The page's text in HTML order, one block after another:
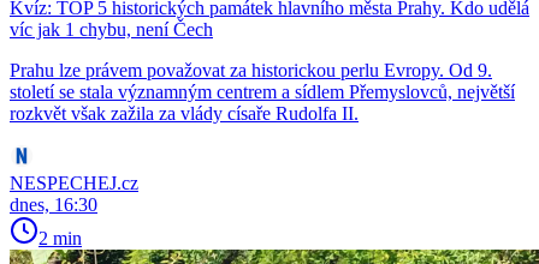
Kvíz: TOP 5 historických památek hlavního města Prahy. Kdo udělá
víc jak 1 chybu, není Čech
Prahu lze právem považovat za historickou perlu Evropy. Od 9.
století se stala významným centrem a sídlem Přemyslovců, největší
rozkvět však zažila za vlády císaře Rudolfa II.
NESPECHEJ.cz
dnes, 16:30
2 min